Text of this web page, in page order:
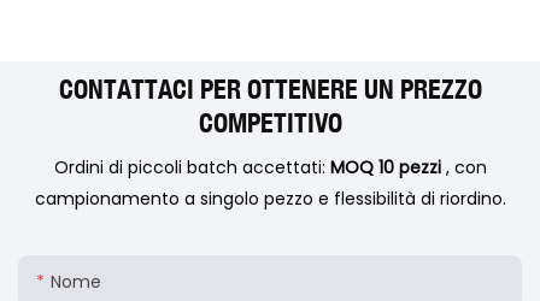
CONTATTACI PER OTTENERE UN PREZZO
COMPETITIVO
Ordini di piccoli batch accettati: MOQ 10 pezzi , con
campionamento a singolo pezzo e flessibilità di riordino.
Nome